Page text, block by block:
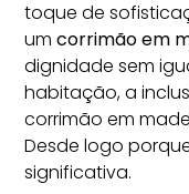
toque de
umcorrimão em
dignidade sem
habitação, a
corrimão em
Desde logo
significativa.